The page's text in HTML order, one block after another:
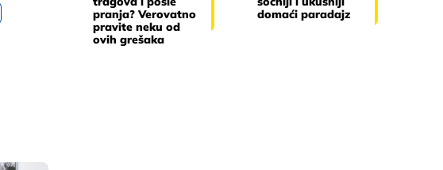
pranja? Verovatno
pravite neku od
ovih grešaka
domaći paradajz